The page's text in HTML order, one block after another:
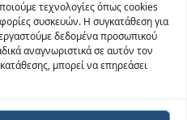
τεχνολογίες όπως cookies
συσκευών. Η συγκατάθεση για
δεδομένα προσωπικού
αναγνωριστικά σε αυτόν τον
μπορεί να επηρεάσει